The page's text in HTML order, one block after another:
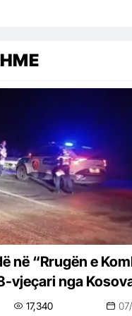
në “Rrugën e
vjeçari nga
17,340